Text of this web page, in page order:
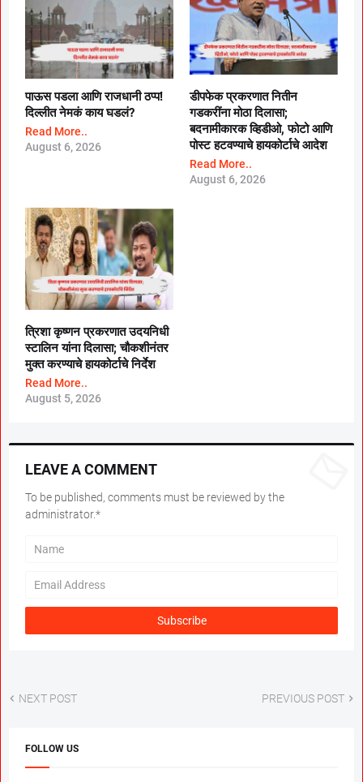
पाऊस पडला आणि राजधानी ठप्प!
दिल्लीत नेमकं काय घडलं?
Read More..
August 6, 2026
डीपफेक प्रकरणात नितीन
गडकरींना मोठा दिलासा;
बदनामीकारक व्हिडीओ, फोटो आणि
पोस्ट हटवण्याचे हायकोर्टाचे आदेश
Read More..
August 6, 2026
त्रिशा कृष्णन प्रकरणात उदयनिधी
स्टालिन यांना दिलासा; चौकशीनंतर
मुक्त करण्याचे हायकोर्टाचे निर्देश
Read More..
August 5, 2026
LEAVE A COMMENT
To be published, comments must be reviewed by the
administrator.*
NEXT POST PREVIOUS POST
FOLLOW US